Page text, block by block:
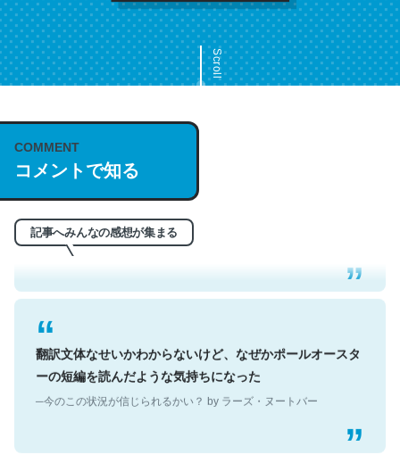
Scroll
COMMENT
コメントで知る
記事へみんなの感想が集まる
これは名文。彼はとてもクレバーなんだろうなと凄く思
う。英語少しでも読める人は原文もお勧め。自分はこの流
─今のこの状況が信じられるかい？ by ラーズ・ヌートバー
翻訳文体なせいかわからないけど、なぜかポールオースタ
ーの短編を読んだような気持ちになった